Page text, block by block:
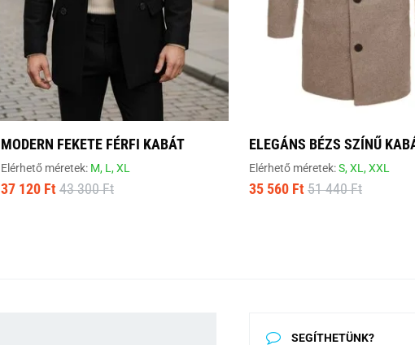
MODERN FEKETE FÉRFI KABÁT
Elérhető méretek: M, L,XL
37 120 Ft 43 300 Ft
ELEGÁNS BÉZS SZÍNŰ
Elérhető méretek:S,XL,XXL
35 560 Ft 51 440 Ft
SEGÍTHETÜNK?